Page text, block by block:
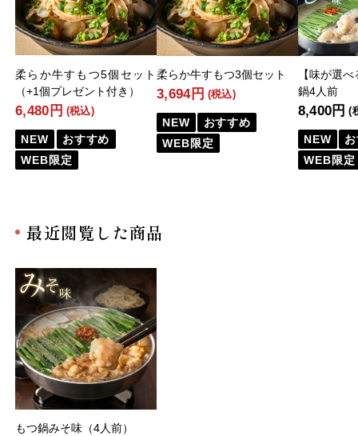
柔らか牛すもつ5個セット
（+1個プレゼント付き）
6,480円 (税込)
NEW
おすすめ
WEB限定
柔らか牛すもつ3個セット
3,694円 (税込)
NEW
おすすめ
WEB限定
【味が選
鍋4人前
8,400円 (
NEW
WEB限定
最近閲覧した商品
もつ鍋みそ味（4人前）